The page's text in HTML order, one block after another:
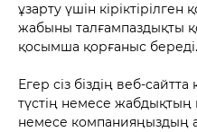
ұзарту үшін
жабыны талғампаздықты
қосымша қорғаныс береді.
Егер сіз біздің веб-
түстің немесе жабдықтың
немесе компанияңыздың